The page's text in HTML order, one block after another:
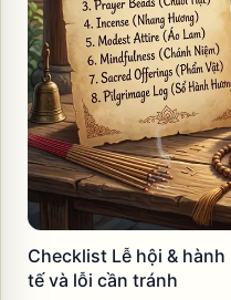
Checklist Lễ hội &
tế và lỗi cần tránh